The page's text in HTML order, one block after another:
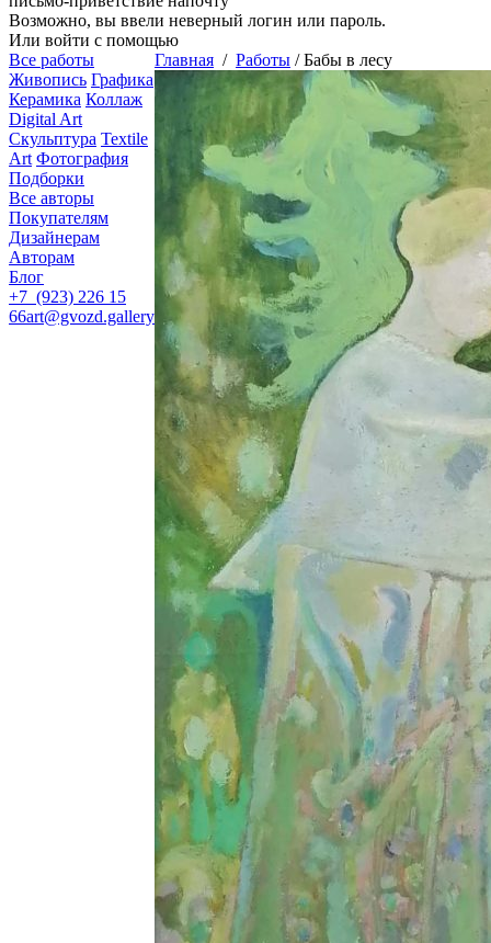
Возможно, вы ввели неверный логин или пароль.
Или войти с помощью
Все работы
Живопись Графика
Керамика Коллаж
Digital Art
Скульптура Textile
Art Фотография
Подборки
Все авторы
Покупателям
Дизайнерам
Авторам
Блог
+7 (923) 226 15
66art@gvozd.gallery
Главная / Работы / Бабы в лесу